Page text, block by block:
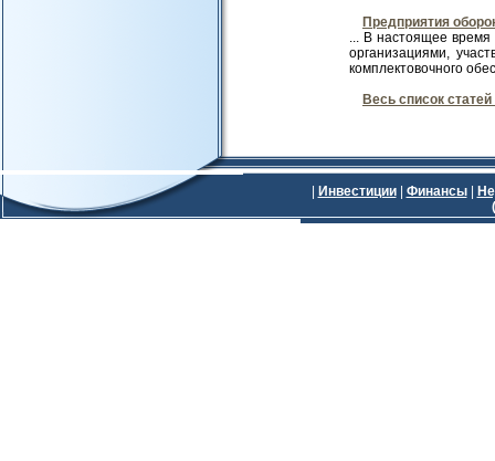
Предприятия
... В настоящее
организациями,
комплектовочного
Весь список статей
Инвестиции| Финансы|